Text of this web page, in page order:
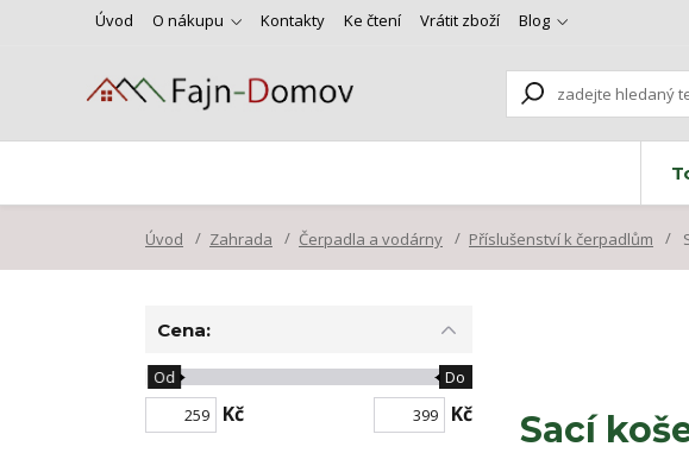
Úvod O nákupu Kontakty Ke čtení Vrátit zboží Blog
Úvod Zahrada Čerpadla a vodárny Příslušenství k čerpadlům
Sací
Cena:
Kč
Od Do
Kč